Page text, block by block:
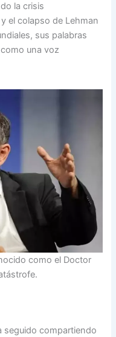
la crisis
el colapso de Lehman
sus palabras
una voz
como el Doctor
seguido compartiendo